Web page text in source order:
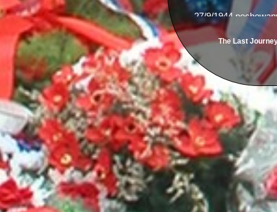
27/9/1944
The Last